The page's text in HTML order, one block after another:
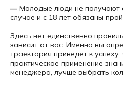
— Молодые люди не получают
случае и с 18 лет обязаны
Здесь нет единственно
зависит от вас. Именно вы
траектория приведет к
практическое применение
менеджера, лучше выбрать
Записаться на
консультацию
Нажимая на кнопку
консультацию я даю
обработкуперсональных